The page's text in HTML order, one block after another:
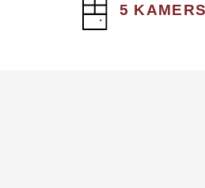
5 KAMERS